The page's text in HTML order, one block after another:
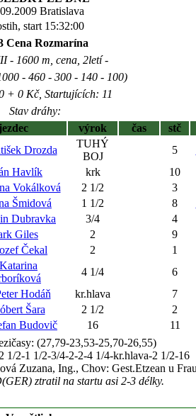
Bratislava
start 15:32:00
Cena Rozmarína
- 1600 m, cena, 2letí -
- 460 - 300 - 140 - 100)
+ 0 Kč, Startujících: 11
Stav dráhy:
jezdec výrok čas stč
Drozda
TUHÝ
BOJ
5
Havlík krk 10
Vokálková 2 1/2 3
Šmidová 1 1/2 8
Dubravka 3/4 4
Giles 2 9
Čekal 2 1
4 1/4 6
Hodáň kr.hlava 7
Šara 2 1/2 2
Budovič 16 11
(27,79-23,53-25,70-26,55)
2-1 1/2-3/4-2-2-4 1/4-kr.hlava-2 1/2-16
Zuzana, Ing., Chov: Gest.Etzean u
ztratil na startu asi 2-3 délky.